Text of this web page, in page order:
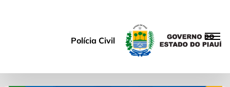
Polícia Civil